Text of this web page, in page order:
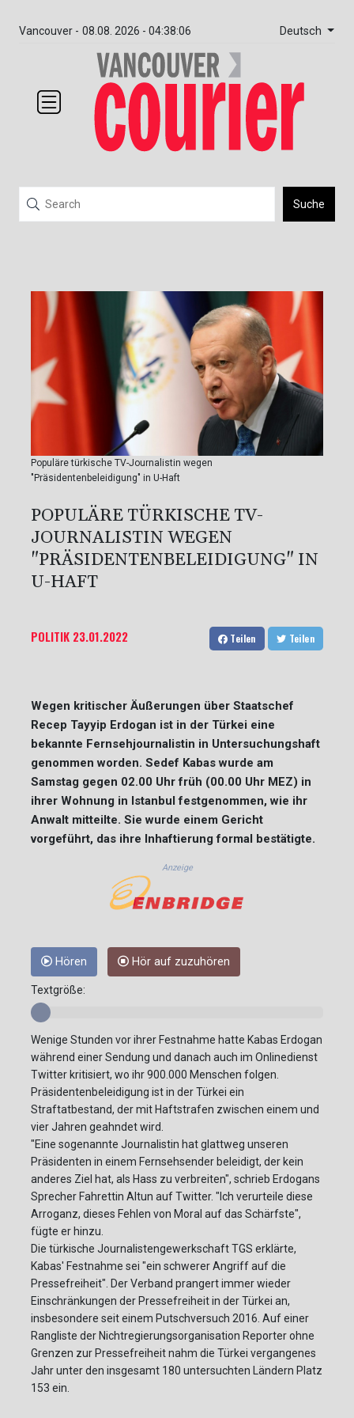
Vancouver - 08.08. 2026 - 04:38:06 Deutsch
Suche
Populäre türkische TV-Journalistin wegen
"Präsidentenbeleidigung" in U-Haft
POPULÄRE TÜRKISCHE TV-
JOURNALISTIN WEGEN
"PRÄSIDENTENBELEIDIGUNG" IN
U-HAFT
POLITIK 23.01.2022 Teilen Teilen
Wegen kritischer Äußerungen über Staatschef
Recep Tayyip Erdogan ist in der Türkei eine
bekannte Fernsehjournalistin in Untersuchungshaft
genommen worden. Sedef Kabas wurde am
Samstag gegen 02.00 Uhr früh (00.00 Uhr MEZ) in
ihrer Wohnung in Istanbul festgenommen, wie ihr
Anwalt mitteilte. Sie wurde einem Gericht
vorgeführt, das ihre Inhaftierung formal bestätigte.
Anzeige
Hören Hör auf zuzuhören
Textgröße:
Wenige Stunden vor ihrer Festnahme hatte Kabas Erdogan
während einer Sendung und danach auch im Onlinedienst
Twitter kritisiert, wo ihr 900.000 Menschen folgen.
Präsidentenbeleidigung ist in der Türkei ein
Straftatbestand, der mit Haftstrafen zwischen einem und
vier Jahren geahndet wird.
"Eine sogenannte Journalistin hat glattweg unseren
Präsidenten in einem Fernsehsender beleidigt, der kein
anderes Ziel hat, als Hass zu verbreiten", schrieb Erdogans
Sprecher Fahrettin Altun auf Twitter. "Ich verurteile diese
Arroganz, dieses Fehlen von Moral auf das Schärfste",
fügte er hinzu.
Die türkische Journalistengewerkschaft TGS erklärte,
Kabas' Festnahme sei "ein schwerer Angriff auf die
Pressefreiheit". Der Verband prangert immer wieder
Einschränkungen der Pressefreiheit in der Türkei an,
insbesondere seit einem Putschversuch 2016. Auf einer
Rangliste der Nichtregierungsorganisation Reporter ohne
Grenzen zur Pressefreiheit nahm die Türkei vergangenes
Jahr unter den insgesamt 180 untersuchten Ländern Platz
153 ein.